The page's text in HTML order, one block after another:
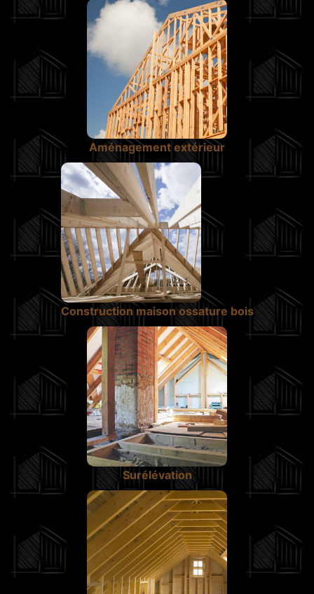
Aménagement extérieur
Construction maison ossature bois
Surélévation